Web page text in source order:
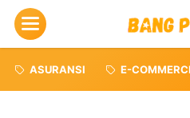
Menu
ASURANSI E-